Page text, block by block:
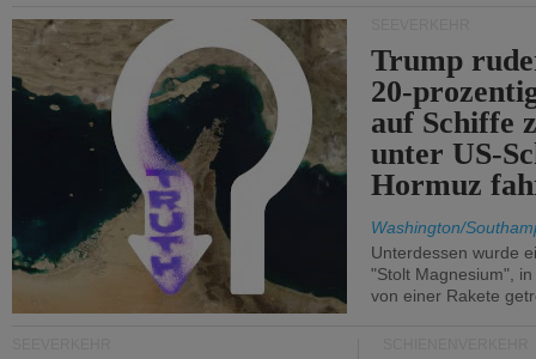
Trump
20-
auf Schiffe
unter US-
Hormuz
Washington/
Unterdessen wurde
"Stolt Magnesium",
von einer Rakete